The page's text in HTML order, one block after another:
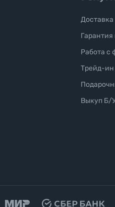
Доставка
Гарантия
Работа с
Трейд-ин
Выкуп Б/